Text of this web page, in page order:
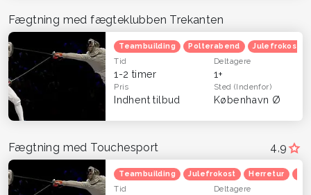
Fægtning med fægteklubben Trekanten
Teambuilding Polterabend Julefrokost
Tid
1-2 timer
Deltagere
1+
Pris
Indhent tilbud
Sted(Indenfor)
København Ø
4,9
Fægtning med Touchesport
Teambuilding Julefrokost Herretur
Tid Deltagere